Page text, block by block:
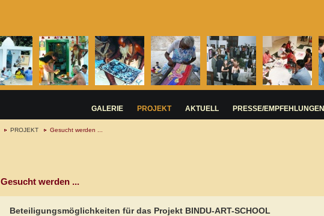
GALERIE PROJEKT AKTUELL PRESSE/EMPFEHLUNGEN
PROJEKT Gesucht werden ...
Gesucht werden ...
Beteiligungsmöglichkeiten für das Projekt BINDU-ART-SCHOOL